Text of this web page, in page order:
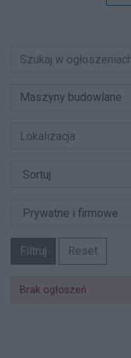
Maszyny budowlane
Filtruj Reset
Brak ogłoszeń